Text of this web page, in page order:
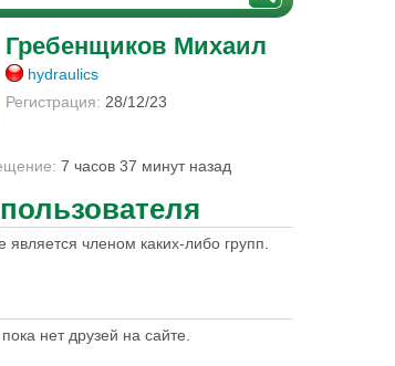
Гребенщиков Михаил
hydraulics
Регистрация: 28/12/23
7 часов 37 минут назад
является членом каких-либо групп.
нет друзей на сайте.